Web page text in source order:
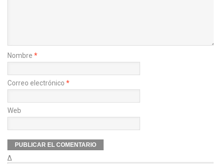
Nombre *
Correo electrónico *
Web
Δ